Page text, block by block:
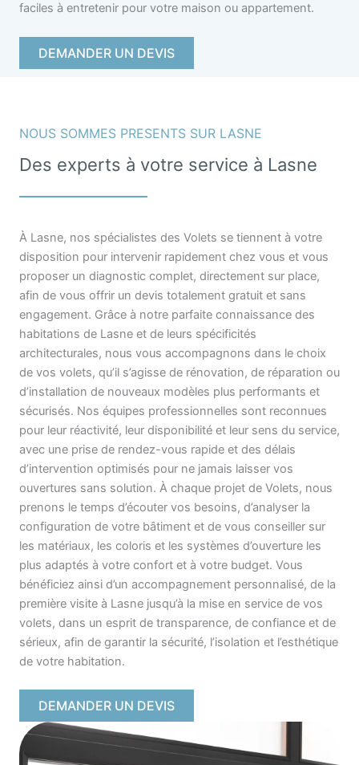
faciles à entretenir pour votre maison ou appartement.
DEMANDER UN DEVIS
NOUS SOMMES PRESENTS SUR LASNE
Des experts à votre service à Lasne
À Lasne, nos spécialistes des Volets se tiennent à votre
disposition pour intervenir rapidement chez vous et vous
proposer un diagnostic complet, directement sur place,
afin de vous offrir un devis totalement gratuit et sans
engagement. Grâce à notre parfaite connaissance des
habitations de Lasne et de leurs spécificités
architecturales, nous vous accompagnons dans le choix
de vos volets, qu’il s’agisse de rénovation, de réparation ou
d’installation de nouveaux modèles plus performants et
sécurisés. Nos équipes professionnelles sont reconnues
pour leur réactivité, leur disponibilité et leur sens du service,
avec une prise de rendez-vous rapide et des délais
d’intervention optimisés pour ne jamais laisser vos
ouvertures sans solution. À chaque projet de Volets, nous
prenons le temps d’écouter vos besoins, d’analyser la
configuration de votre bâtiment et de vous conseiller sur
les matériaux, les coloris et les systèmes d’ouverture les
plus adaptés à votre confort et à votre budget. Vous
bénéficiez ainsi d’un accompagnement personnalisé, de la
première visite à Lasne jusqu’à la mise en service de vos
volets, dans un esprit de transparence, de confiance et de
sérieux, afin de garantir la sécurité, l’isolation et l’esthétique
de votre habitation.
DEMANDER UN DEVIS